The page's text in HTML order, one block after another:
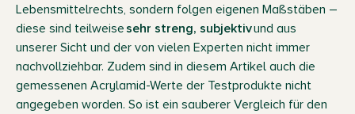
Lebensmittelrechts, sondern folgen eigenen Maßstäben –
diese sind teilweise sehr streng, subjektivund aus
unserer Sicht und der von vielen Experten nicht immer
nachvollziehbar. Zudem sind in diesem Artikel auch die
gemessenen Acrylamid-Werte der Testprodukte nicht
angegeben worden. So ist ein sauberer Vergleich für den